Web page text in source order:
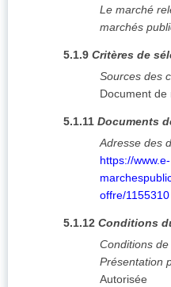
Le marché
marchés
5.1.9 Critères de
Sources des
Document de
5.1.11 Documents
Adresse des
https://www.e-
offre/1155310
5.1.12 Conditions
Conditions
Présentation
Autorisée